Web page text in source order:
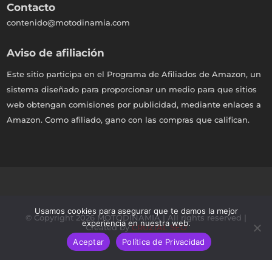
Contacto
contenido@motodinamia.com
Aviso de afiliación
Este sitio participa en el Programa de Afiliados de Amazon, un
sistema diseñado para proporcionar un medio para que sitios
web obtengan comisiones por publicidad, mediante enlaces a
Amazon. Como afiliado, gano con las compras que califican.
© Copyright 2026 MOTODINAMIA | All rights reserved |
Created byCRUZIAL SEO
Usamos cookies para asegurar que te damos la mejor
experiencia en nuestra web.
Aceptar
Política de Privacidad